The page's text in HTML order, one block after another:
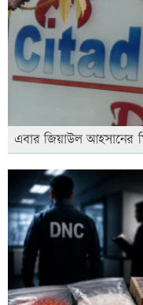
এবার জিয়াউল আহসানের